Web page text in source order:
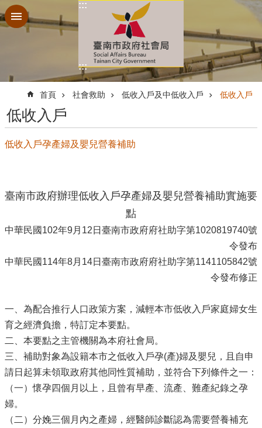
跳到主要內容區塊
:::
:::
首頁 社會救助 低收入戶及中低收入戶 低收入戶
低收入戶
低收入戶孕產婦及嬰兒營養補助
臺南市政府辦理低收入戶孕產婦及嬰兒營養補助實施要
點
中華民國 102年9月 12 日臺南市政府府社助字第1020819740號
令發布
中華民國 114年8月 14日臺南市政府府社助字第1141105842號
令發布修正
一、為配合推行人口政策方案，減輕本市低收入戶家庭婦女生
育之經濟負擔，特訂定本要點。
二、本要點之主管機關為本府社會局。
三、補助對象為設籍本市之低收入戶孕(產)婦及嬰兒，且自申
請日起算未領取政府其他同性質補助，並符合下列條件之一：
（一）懷孕四個月以上，且曾有早產、流產、難產紀錄之孕
婦。
（二）分娩三個月內之產婦，經醫師診斷認為需要營養補充